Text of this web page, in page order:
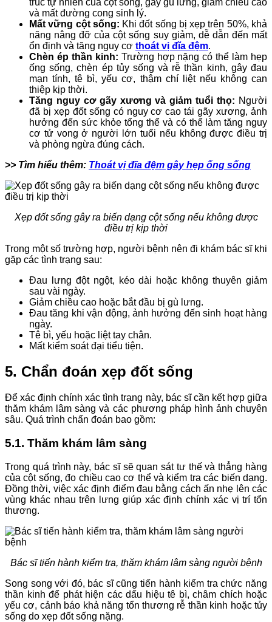
và mất đường cong sinh lý.
Mất vững cột sống: Khi đốt sống bị xẹp trên 50%, khả
năng nâng đỡ của cột sống suy giảm, dễ dẫn đến mất
ổn định và tăng nguy cơ thoát vị đĩa đệm.
Chèn ép thần kinh: Trường hợp nặng có thể làm hẹp
ống sống, chèn ép tủy sống và rễ thần kinh, gây đau
mạn tính, tê bì, yếu cơ, thậm chí liệt nếu không can
thiệp kịp thời.
Tăng nguy cơ gãy xương và giảm tuổi thọ: Người
đã bị xẹp đốt sống có nguy cơ cao tái gãy xương, ảnh
hưởng đến sức khỏe tổng thể và có thể làm tăng nguy
cơ tử vong ở người lớn tuổi nếu không được điều trị
và phòng ngừa đúng cách.
>> Tìm hiểu thêm: Thoát vị đĩa đệm gây hẹp ống sống
Xẹp đốt sống gây ra biến dạng cột sống nếu không được
điều trị kịp thời
Trong một số trường hợp, người bệnh nên đi khám bác sĩ khi
gặp các tình trạng sau:
Đau lưng đột ngột, kéo dài hoặc không thuyên giảm
sau vài ngày.
Giảm chiều cao hoặc bắt đầu bị gù lưng.
Đau tăng khi vận động, ảnh hưởng đến sinh hoạt hàng
ngày.
Tê bì, yếu hoặc liệt tay chân.
Mất kiểm soát đại tiểu tiện.
5. Chẩn đoán xẹp đốt sống
Để xác định chính xác tình trạng này, bác sĩ cần kết hợp giữa
thăm khám lâm sàng và các phương pháp hình ảnh chuyên
sâu. Quá trình chẩn đoán bao gồm:
5.1. Thăm khám lâm sàng
Trong quá trình này, bác sĩ sẽ quan sát tư thế và thẳng hàng
của cột sống, đo chiều cao cơ thể và kiểm tra các biến dạng.
Đồng thời, việc xác định điểm đau bằng cách ấn nhẹ lên các
vùng khác nhau trên lưng giúp xác định chính xác vị trí tổn
thương.
Bác sĩ tiến hành kiểm tra, thăm khám lâm sàng người bệnh
Song song với đó, bác sĩ cũng tiến hành kiểm tra chức năng
thần kinh để phát hiện các dấu hiệu tê bì, châm chích hoặc
yếu cơ, cảnh báo khả năng tổn thương rễ thần kinh hoặc tủy
sống do xẹp đốt sống nặng.